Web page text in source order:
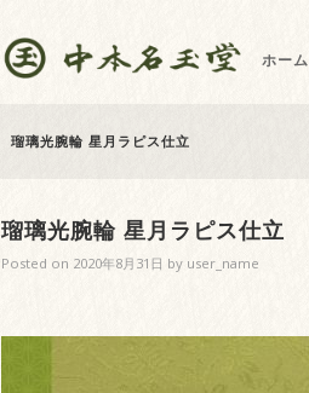
ホーム
瑠璃光腕輪 星月ラピス仕立
瑠璃光腕輪 星月ラピス仕立
Posted on 2020年8月31日 by user_name